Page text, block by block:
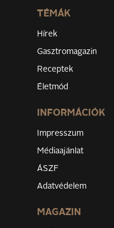
TÉMÁK
Hírek
Gasztromagazin
Receptek
Életmód
INFORMÁCIÓK
Impresszum
Médiaajánlat
ÁSZF
Adatvédelem
MAGAZIN